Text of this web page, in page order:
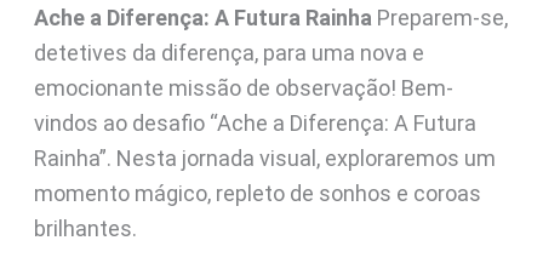
Ache a Diferença: A Futura Rainha Preparem-se,
detetives da diferença, para uma nova e
emocionante missão de observação! Bem-
vindos ao desafio “Ache a Diferença: A Futura
Rainha”. Nesta jornada visual, exploraremos um
momento mágico, repleto de sonhos e coroas
brilhantes.